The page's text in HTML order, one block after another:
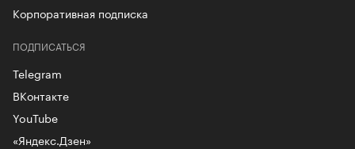
Корпоративная подписка
ПОДПИСАТЬСЯ
Telegram
ВКонтакте
YouTube
«Яндекс.Дзен»